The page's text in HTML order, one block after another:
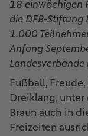
18 einwöchigen
die DFB-Stiftung
1.000
Anfang
Landesverbände
Fußball,
Dreiklang,
Braun auch in
Freizeiten